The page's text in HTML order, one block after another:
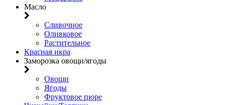
Масло
Сливочное
Оливковое
Растительное
Красная икра
Заморозка овощи/ягоды
Овощи
Ягоды
Фруктовое пюре